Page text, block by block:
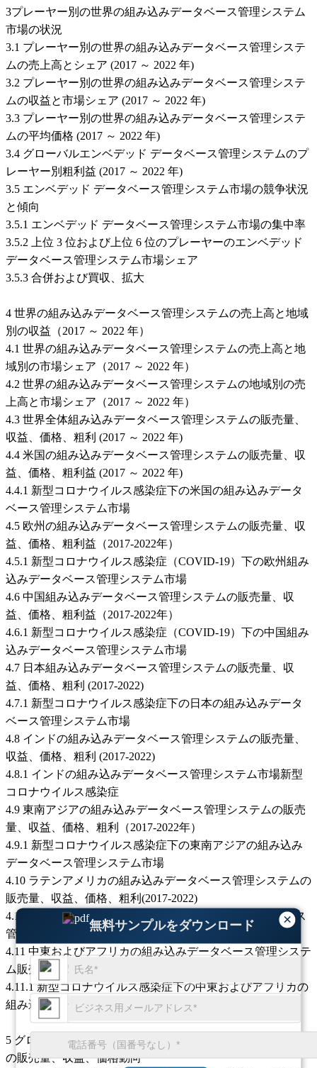
×
無料サンプルをダウンロード
3プレーヤー別の世界の組み込みデータベース管理システム
市場の状況
3.1 プレーヤー別の世界の組み込みデータベース管理システ
ムの売上高とシェア (2017 ～ 2022 年)
3.2 プレーヤー別の世界の組み込みデータベース管理システ
ムの収益と市場シェア (2017 ～ 2022 年)
3.3 プレーヤー別の世界の組み込みデータベース管理システ
ムの平均価格 (2017 ～ 2022 年)
3.4 グローバルエンベデッド データベース管理システムのプ
レーヤー別粗利益 (2017 ～ 2022 年)
3.5 エンベデッド データベース管理システム市場の競争状況
と傾向
3.5.1 エンベデッド データベース管理システム市場の集中率
3.5.2 上位 3 位および上位 6 位のプレーヤーのエンベデッド
データベース管理システム市場シェア
3.5.3 合併および買収、拡大
4 世界の組み込みデータベース管理システムの売上高と地域
別の収益（2017 ～ 2022 年）
4.1 世界の組み込みデータベース管理システムの売上高と地
域別の市場シェア（2017 ～ 2022 年）
4.2 世界の組み込みデータベース管理システムの地域別の売
上高と市場シェア（2017 ～ 2022 年）
4.3 世界全体組み込みデータベース管理システムの販売量、
収益、価格、粗利 (2017 ～ 2022 年)
4.4 米国の組み込みデータベース管理システムの販売量、収
益、価格、粗利益 (2017 ～ 2022 年)
4.4.1 新型コロナウイルス感染症下の米国の組み込みデータ
ベース管理システム市場
4.5 欧州の組み込みデータベース管理システムの販売量、収
益、価格、粗利益（2017-2022年）
4.5.1 新型コロナウイルス感染症（COVID-19）下の欧州組み
込みデータベース管理システム市場
4.6 中国組み込みデータベース管理システムの販売量、収
益、価格、粗利益（2017-2022年）
4.6.1 新型コロナウイルス感染症（COVID-19）下の中国組み
込みデータベース管理システム市場
4.7 日本組み込みデータベース管理システムの販売量、収
益、価格、粗利 (2017-2022)
4.7.1 新型コロナウイルス感染症下の日本の組み込みデータ
ベース管理システム市場
4.8 インドの組み込みデータベース管理システムの販売量、
収益、価格、粗利 (2017-2022)
4.8.1 インドの組み込みデータベース管理システム市場新型
コロナウイルス感染症
4.9 東南アジアの組み込みデータベース管理システムの販売
量、収益、価格、粗利（2017-2022年）
4.9.1 新型コロナウイルス感染症下の東南アジアの組み込み
データベース管理システム市場
4.10 ラテンアメリカの組み込みデータベース管理システムの
販売量、収益、価格、粗利(2017-2022)
4.10.1 COVID-19 下のラテンアメリカ組み込みデータベース
管理システム市場
4.11 中東およびアフリカの組み込みデータベース管理システ
ム販売量、収益、価格、粗利益 (2017-2022)
4.11.1 新型コロナウイルス感染症下の中東およびアフリカの
組み込みデータベース管理システム市場
5 グローバルタイプ別の組み込みデータベース管理システム
の販売量、収益、価格動向